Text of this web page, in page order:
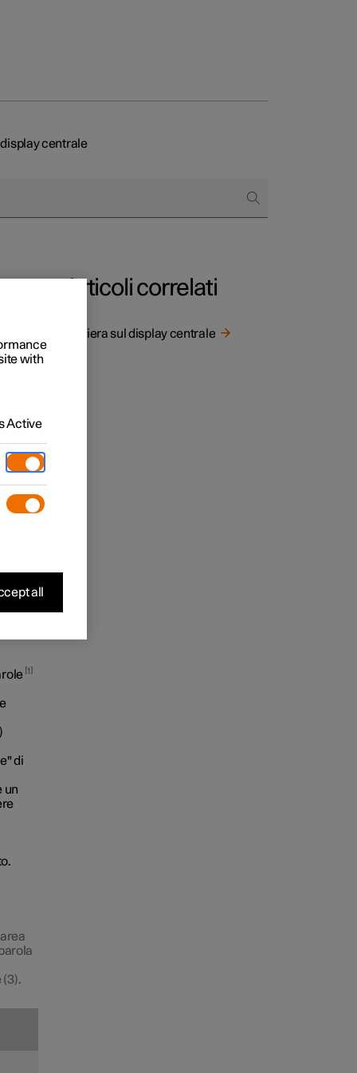
centrale
1
di
un
(3).
Articoli correlati
Tastiera sul display centrale
with
Active
all